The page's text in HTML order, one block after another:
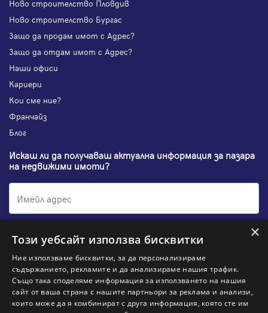
Ново строителство Пловдив
Ново строителство Бургас
Защо да продам имот с Адрес?
Защо да отдам имот с Адрес?
Наши офиси
Кариери
Кои сме ние?
Франчайз
Блог
Искаш ли да получаваш актуална информация за пазара
на недвижими имоти?
Абонирам се
НАЙ-ПОПУЛЯРНИ ТЪРСЕНИЯ:
×
Този уебсайт използва бисквитки
Ние използваме бисквитки, за да персонализираме
съдържанието, рекламите и да анализираме нашия трафик.
Също така споделяме информация за използването на нашия
сайт от ваша страна с нашите партньори за реклама и анализи,
които може да я комбинират с друга информация, която сте им